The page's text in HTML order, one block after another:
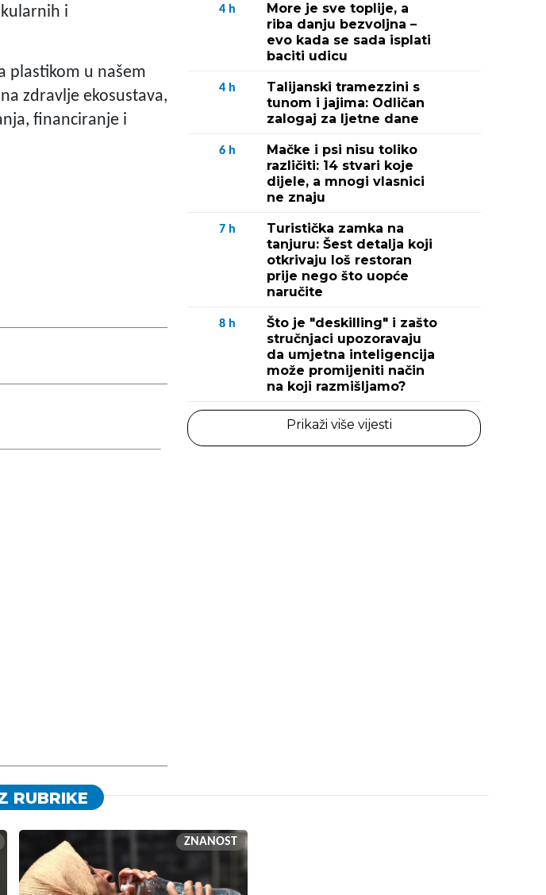
i
plastikom u našem
zdravlje ekosustava,
financiranje i
4 h
More je sve toplije, a
riba danju bezvoljna –
evo kada se sada isplati
baciti udicu
4 h
Talijanski tramezzini s
tunom i jajima: Odličan
zalogaj za ljetne dane
6 h
Mačke i psi nisu toliko
različiti: 14 stvari koje
dijele, a mnogi vlasnici
ne znaju
7 h
Turistička zamka na
tanjuru: Šest detalja koji
otkrivaju loš restoran
prije nego što uopće
naručite
8 h
Što je "deskilling" i zašto
stručnjaci upozoravaju
da umjetna inteligencija
može promijeniti način
na koji razmišljamo?
Prikaži više vijesti
RUBRIKE
ZNANOST